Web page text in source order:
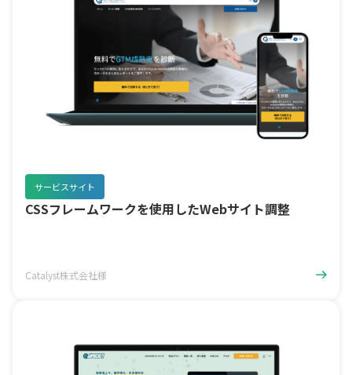
サービスサイト
CSSフレームワークを使用したWebサイト調整
Catalyst株式会社様